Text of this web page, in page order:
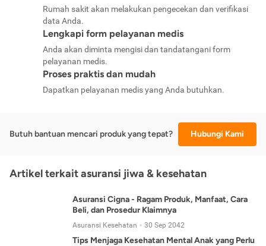
Rumah sakit akan melakukan pengecekan dan verifikasi
data Anda.
Lengkapi form pelayanan medis
Anda akan diminta mengisi dan tandatangani form
pelayanan medis.
Proses praktis dan mudah
Dapatkan pelayanan medis yang Anda butuhkan.
Butuh bantuan mencari produk yang tepat? Hubungi Kami
Artikel terkait asuransi jiwa & kesehatan
Asuransi Cigna - Ragam Produk, Manfaat, Cara
Beli, dan Prosedur Klaimnya
Asuransi Kesehatan 30 Sep 2042
Tips Menjaga Kesehatan Mental Anak yang Perlu